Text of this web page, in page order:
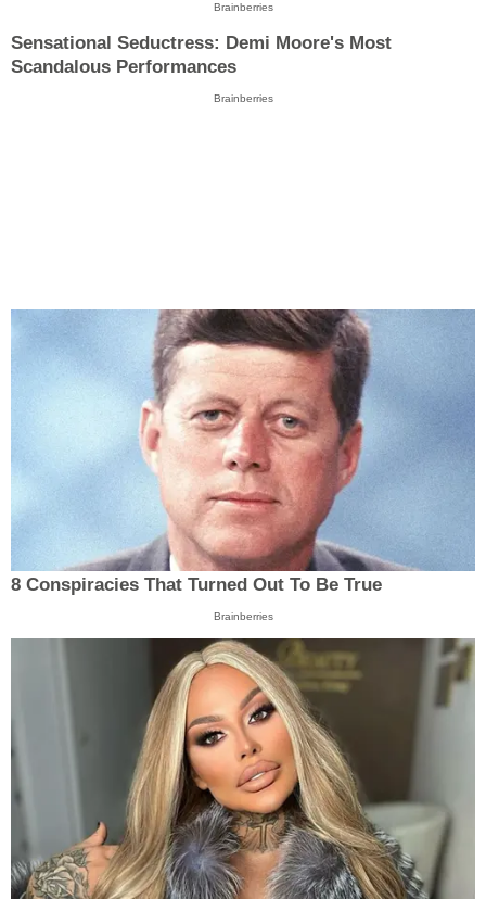
Brainberries
Sensational Seductress: Demi Moore's Most
Scandalous Performances
Brainberries
8 Conspiracies That Turned Out To Be True
Brainberries